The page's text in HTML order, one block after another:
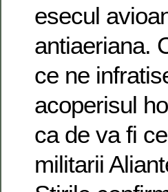
esecul
antiaeriana.
ce ne
acoperisul
ca de va fi
militarii